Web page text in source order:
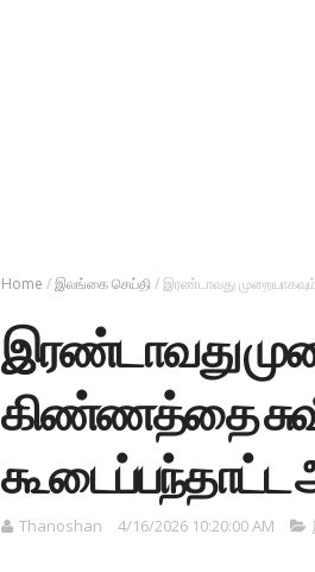
Home /இலங்கை செய்தி /இரண்டாவது
இரண்டாவது
கிண்ணத்தை
Thanoshan 4/16/2026 10:20:00 AM